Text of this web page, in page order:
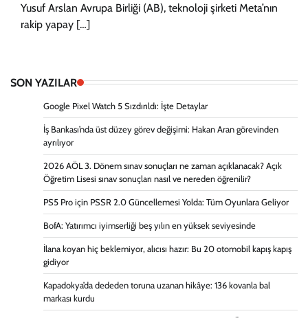
Yusuf Arslan Avrupa Birliği (AB), teknoloji şirketi Meta’nın
rakip yapay […]
SON YAZILAR
Google Pixel Watch 5 Sızdırıldı: İşte Detaylar
İş Bankası’nda üst düzey görev değişimi: Hakan Aran görevinden
ayrılıyor
2026 AÖL 3. Dönem sınav sonuçları ne zaman açıklanacak? Açık
Öğretim Lisesi sınav sonuçları nasıl ve nereden öğrenilir?
PS5 Pro için PSSR 2.0 Güncellemesi Yolda: Tüm Oyunlara Geliyor
BofA: Yatırımcı iyimserliği beş yılın en yüksek seviyesinde
İlana koyan hiç beklemiyor, alıcısı hazır: Bu 20 otomobil kapış kapış
gidiyor
Kapadokya’da dededen toruna uzanan hikâye: 136 kovanla bal
markası kurdu